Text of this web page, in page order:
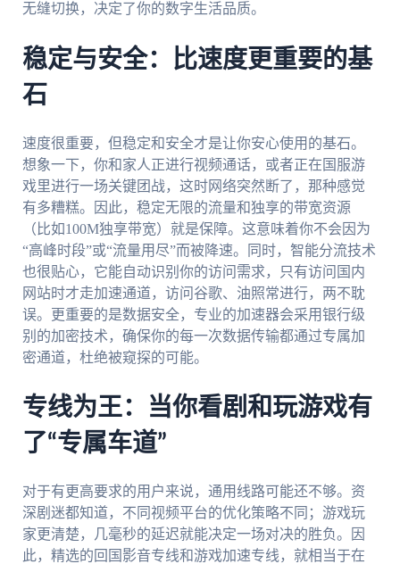
无缝切换，决定了你的数字生活品质。
稳定与安全：比速度更重要的基
石
速度很重要，但稳定和安全才是让你安心使用的基石。
想象一下，你和家人正进行视频通话，或者正在国服游
戏里进行一场关键团战，这时网络突然断了，那种感觉
有多糟糕。因此，稳定无限的流量和独享的带宽资源
（比如100M独享带宽）就是保障。这意味着你不会因为
“高峰时段”或“流量用尽”而被降速。同时，智能分流技术
也很贴心，它能自动识别你的访问需求，只有访问国内
网站时才走加速通道，访问谷歌、油照常进行，两不耽
误。更重要的是数据安全，专业的加速器会采用银行级
别的加密技术，确保你的每一次数据传输都通过专属加
密通道，杜绝被窥探的可能。
专线为王：当你看剧和玩游戏有
了“专属车道”
对于有更高要求的用户来说，通用线路可能还不够。资
深剧迷都知道，不同视频平台的优化策略不同；游戏玩
家更清楚，几毫秒的延迟就能决定一场对决的胜负。因
此，精选的回国影音专线和游戏加速专线，就相当于在